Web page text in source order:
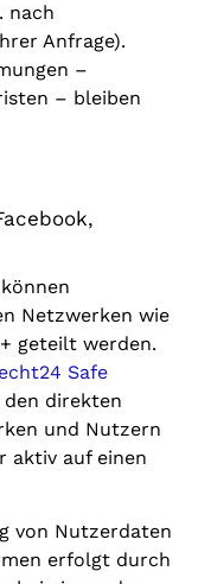
nach
Anfrage).
–
– bleiben
Netzwerken wie
geteilt werden.
Safe
den direkten
und Nutzern
aktiv auf einen
von Nutzerdaten
erfolgt durch